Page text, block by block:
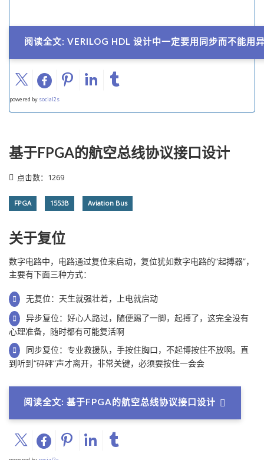
阅读全文: VERILOG HDL 设计中一定要用同步而不能用
powered by social2s
基于FPGA的航空总线协议接口设计
点击数：1269
FPGA 1553B Aviation Bus
关于复位
数字电路中，电路通过复位来启动，复位犹如数字电路的“起搏器”，
主要有下面三种方式：
无复位：天生就强壮着，上电就启动
异步复位：好心人路过，随便踢了一脚，起搏了，这完全没有
心理准备，随时都有可能复活啊
同步复位：专业救援队，手按住胸口，不起博按住不放啊。直
到听到“砰砰”声才离开，非常关键，必须要按住一会会
阅读全文: 基于FPGA的航空总线协议接口设计